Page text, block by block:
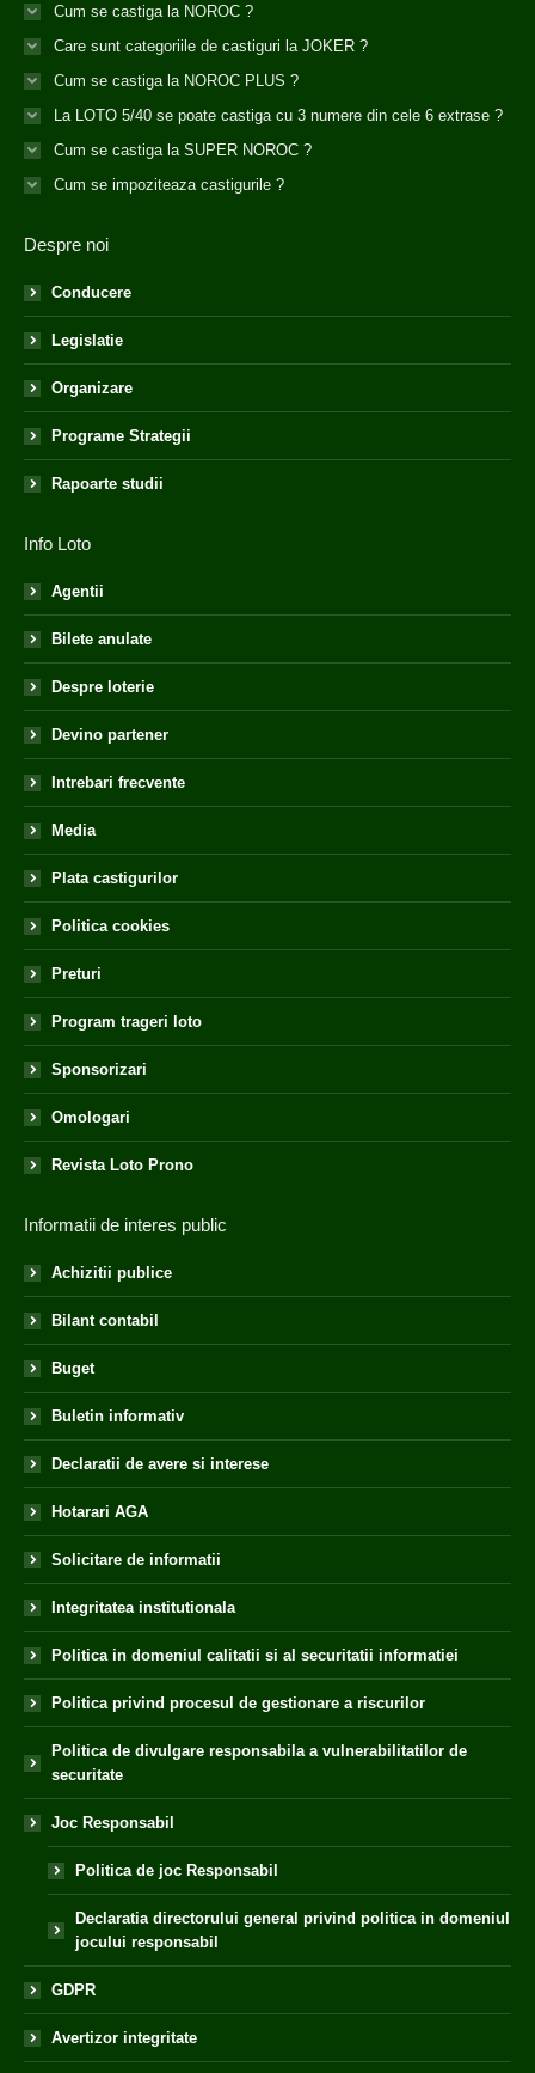
Cum se castiga la NOROC ?
Care sunt categoriile de castiguri la JOKER ?
Cum se castiga la NOROC PLUS ?
La LOTO 5/40 se poate castiga cu 3 numere din cele 6 extrase ?
Cum se castiga la SUPER NOROC ?
Cum se impoziteaza castigurile ?
Despre noi
Conducere
Legislatie
Organizare
Programe Strategii
Rapoarte studii
Info Loto
Agentii
Bilete anulate
Despre loterie
Devino partener
Intrebari frecvente
Media
Plata castigurilor
Politica cookies
Preturi
Program trageri loto
Sponsorizari
Omologari
Revista Loto Prono
Informatii de interes public
Achizitii publice
Bilant contabil
Buget
Buletin informativ
Declaratii de avere si interese
Hotarari AGA
Solicitare de informatii
Integritatea institutionala
Politica in domeniul calitatii si al securitatii informatiei
Politica privind procesul de gestionare a riscurilor
Politica de divulgare responsabila a vulnerabilitatilor de
securitate
Joc Responsabil
Politica de joc Responsabil
Declaratia directorului general privind politica in domeniul
jocului responsabil
GDPR
Avertizor integritate